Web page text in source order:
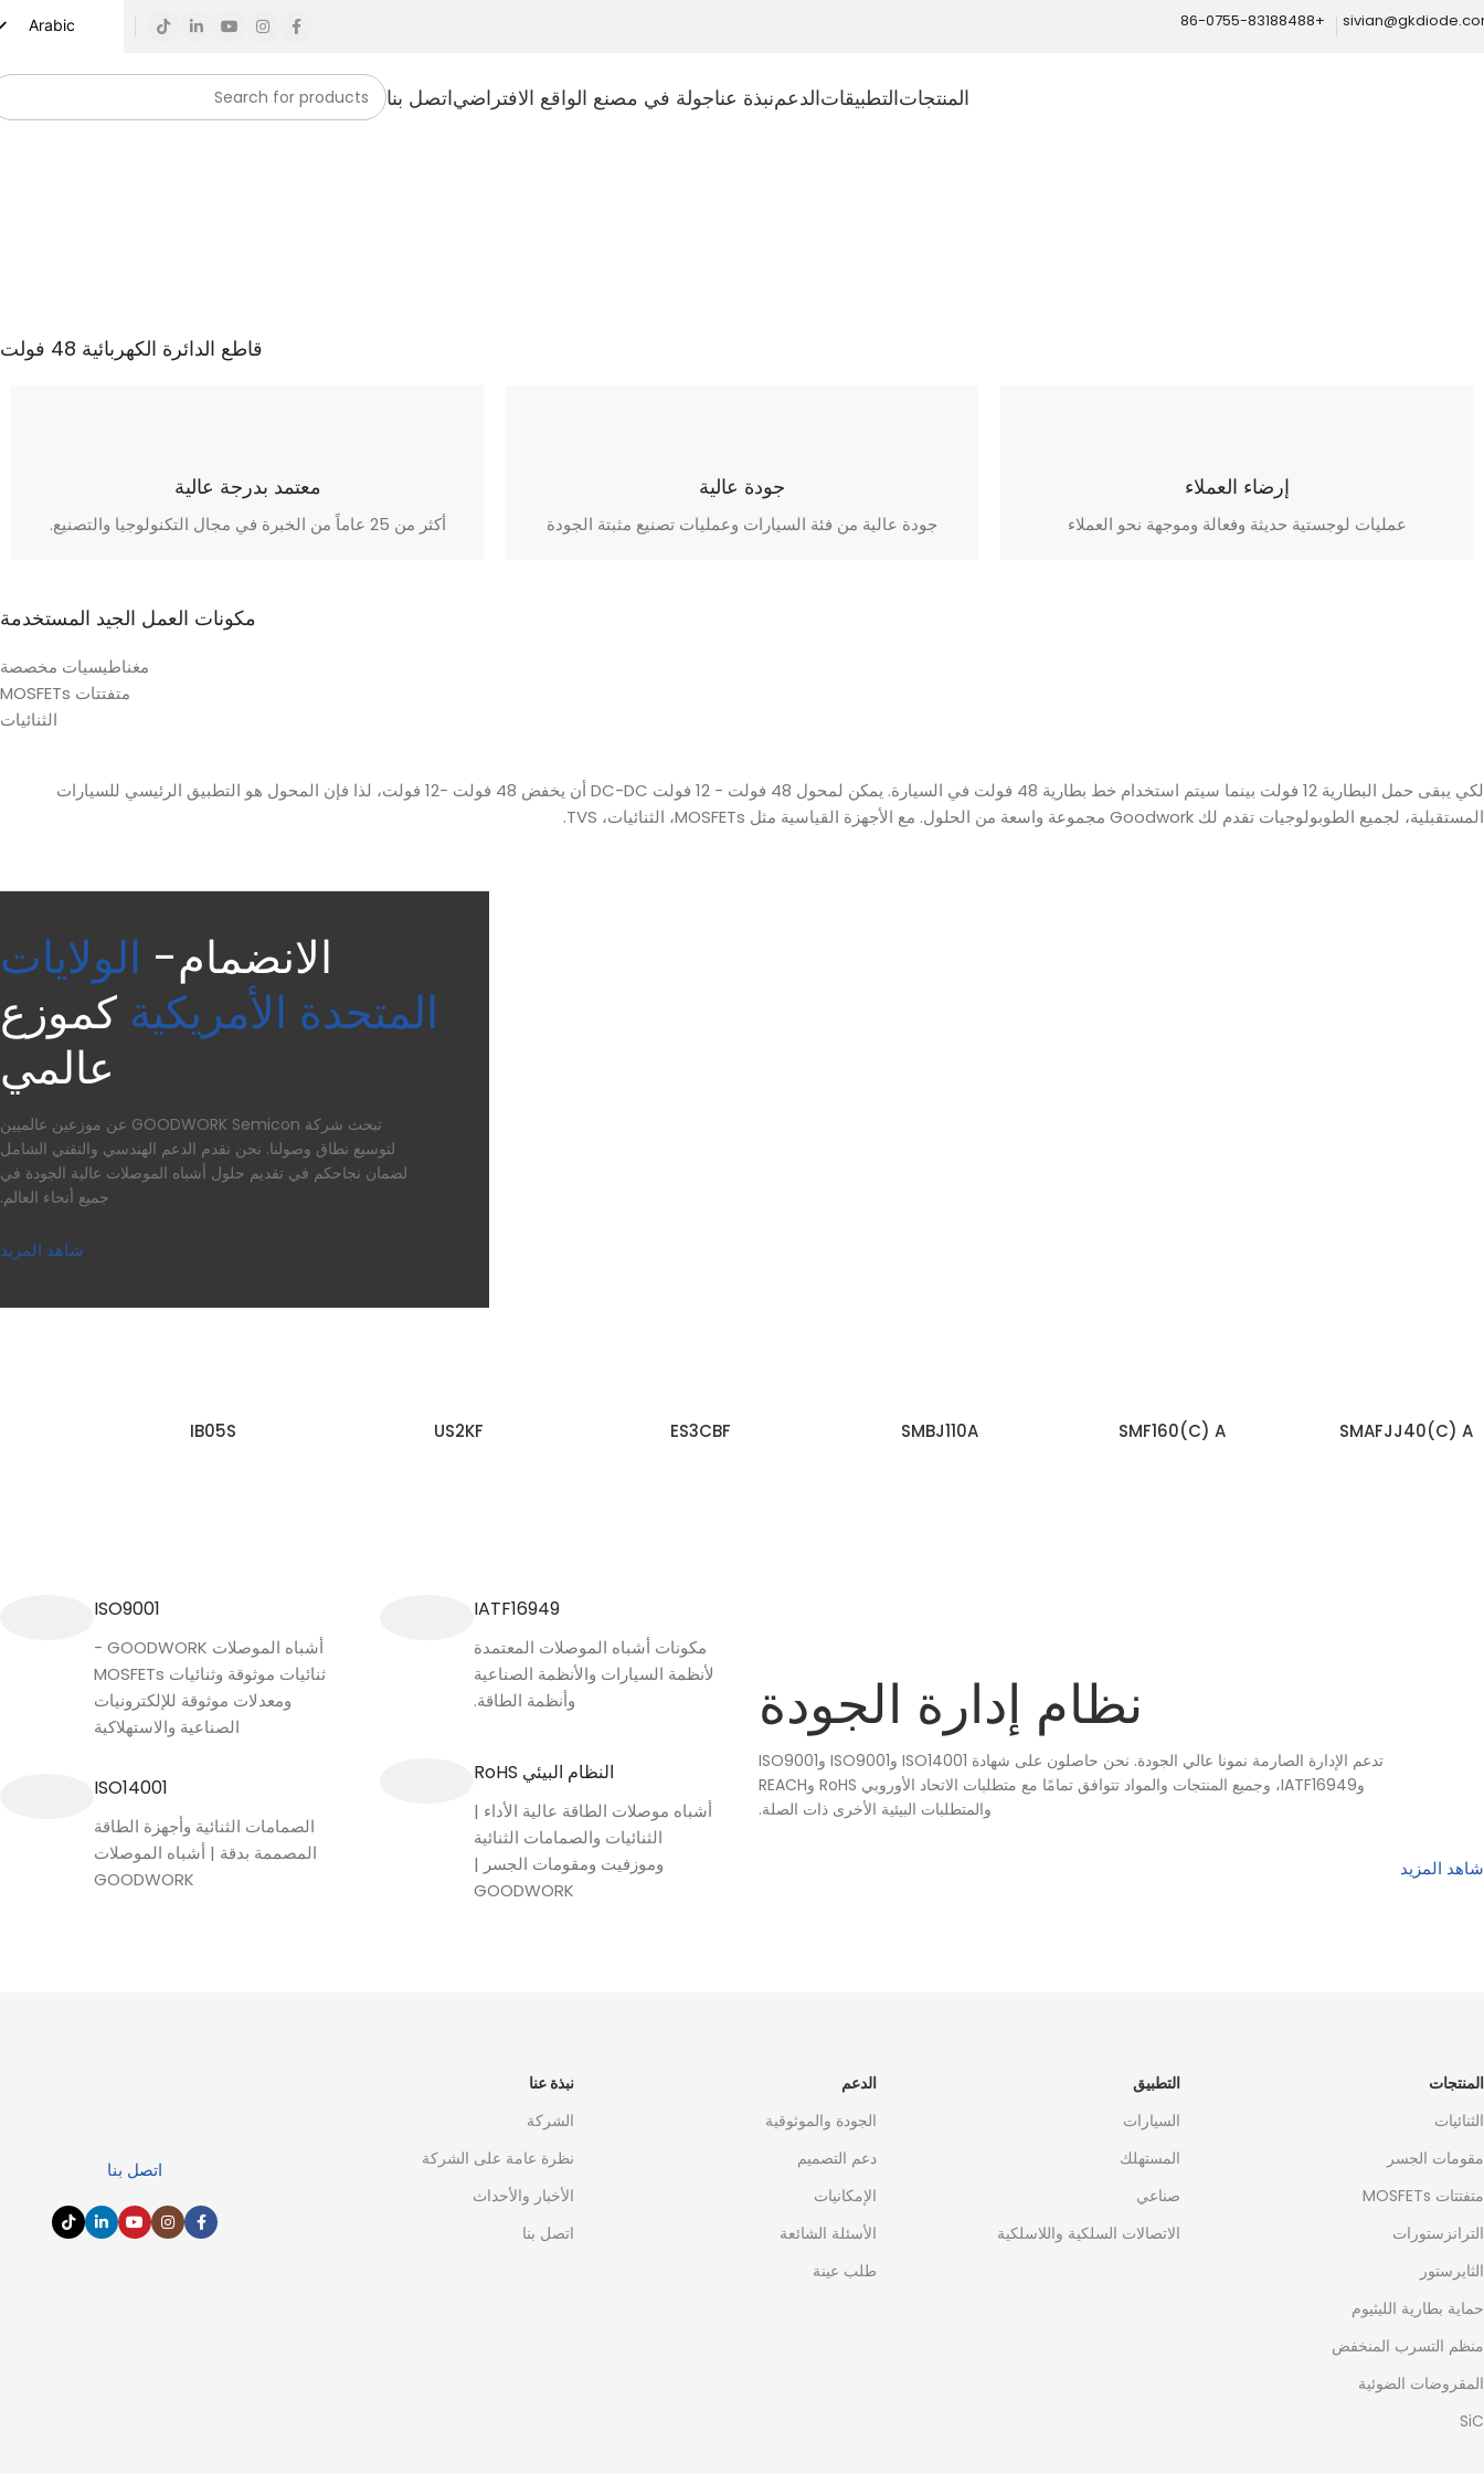
+86-0755-83188488
Arabic
Korean
المنتجاتالتطبيقاتالدعمنبذة عناجولة في مصنع الواقع الافتراضياتصل بنا
قاطع الدائرة الكهربائية 48 فولت
إرضاء العملاء
عمليات لوجستية حديثة وفعالة وموجهة نحو العملاء
جودة عالية
جودة عالية من فئة السيارات وعمليات تصنيع مثبتة الجودة
معتمد بدرجة عالية
أكثر من 25 عاماً من الخبرة في مجال التكنولوجيا والتصنيع.
مكونات العمل الجيد المستخدمة
مغناطيسيات مخصصة
متفتتات MOSFETs
الثنائيات
لكي يبقى حمل البطارية 12 فولت بينما سيتم استخدام خط بطارية 48 فولت في السيارة. يمكن لمحول 48 فولت - 12 فولت DC-DC أن يخفض 48 فولت -12 فولت، لذا فإن المحول هو التطبيق الرئيسي للسيارات
المستقبلية، لجميع الطوبولوجيات تقدم لك Goodwork مجموعة واسعة من الحلول. مع الأجهزة القياسية مثل MOSFETs، الثنائيات، TVS.
الانضمام- الولايات
المتحدة الأمريكية كموزع
عالمي
تبحث شركة GOODWORK Semicon عن موزعين عالميين
لتوسيع نطاق وصولنا. نحن نقدم الدعم الهندسي والتقني الشامل
لضمان نجاحكم في تقديم حلول أشباه الموصلات عالية الجودة في
جميع أنحاء العالم.
شاهد المزيد
SMAFJJ40(C) A
SMF160(C) A
SMBJ110A
ES3CBF
US2KF
IB05S
نظام إدارة الجودة
تدعم الإدارة الصارمة نمونا عالي الجودة. نحن حاصلون على شهادة ISO14001 وISO9001 وISO9001
وIATF16949، وجميع المنتجات والمواد تتوافق تمامًا مع متطلبات الاتحاد الأوروبي RoHS وREACH
والمتطلبات البيئية الأخرى ذات الصلة.
شاهد المزيد
ISO9001
أشباه الموصلات GOODWORK -
ثنائيات موثوقة وثنائيات MOSFETs
ومعدلات موثوقة للإلكترونيات
الصناعية والاستهلاكية
ISO14001
الصمامات الثنائية وأجهزة الطاقة
المصممة بدقة | أشباه الموصلات
GOODWORK
IATF16949
مكونات أشباه الموصلات المعتمدة
لأنظمة السيارات والأنظمة الصناعية
وأنظمة الطاقة.
النظام البيئي RoHS
أشباه موصلات الطاقة عالية الأداء |
الثنائيات والصمامات الثنائية
وموزفيت ومقومات الجسر |
GOODWORK
اتصل بنا
نبذة عنا
الشركة
نظرة عامة على الشركة
الأخبار والأحداث
اتصل بنا
الدعم
الجودة والموثوقية
دعم التصميم
الإمكانيات
الأسئلة الشائعة
طلب عينة
التطبيق
السيارات
المستهلك
صناعي
الاتصالات السلكية واللاسلكية
المنتجات
الثنائيات
مقومات الجسر
متفتتات MOSFETs
الترانزستورات
الثايرستور
حماية بطارية الليثيوم
منظم التسرب المنخفض
المقروضات الضوئية
SiC